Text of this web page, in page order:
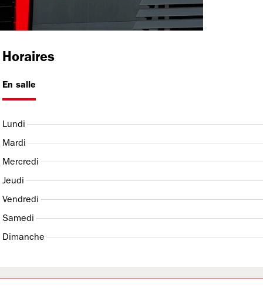
Horaires
En salle
Lundi
Mardi
Mercredi
Jeudi
Vendredi
Samedi
Dimanche